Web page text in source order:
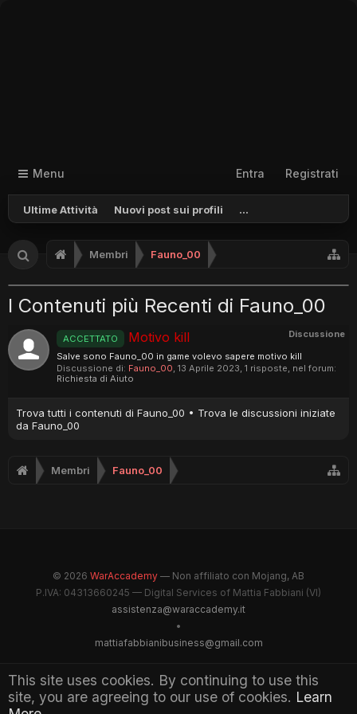
Menu
Ultime Attività Nuovi post sui profili ...
Entra Registrati
Membri Fauno_00
This site uses cookies. By continuing to use this
site, you are agreeing to our use of cookies. Learn
I Contenuti più Recenti di Fauno_00
Discussione
ACCETTATO Motivo kill
Salve sono Fauno_00 in game volevo sapere motivo kill
Discussione di: Fauno_00, 13 Aprile 2023, 1 risposte, nel forum:
Richiesta di Aiuto
Trova tutti i contenuti di Fauno_00
Trova le discussioni iniziate
da Fauno_00
Membri Fauno_00
© 2026 WarAccademy — Non affiliato con Mojang, AB
P.IVA: 04313660245 — Digital Services of Mattia Fabbiani (VI)
assistenza@waraccademy.it
•
mattiafabbianibusiness@gmail.com
@GhostFabbyz
Maintained by WarAccademy Administrators